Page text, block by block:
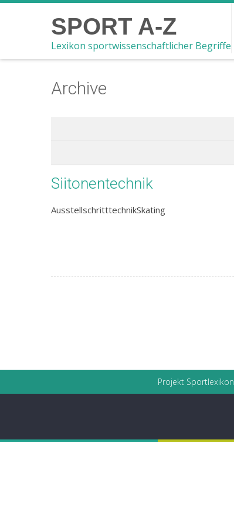
SPORT A-Z
Lexikon sportwissenschaftlicher Begriffe
Archive
Siitonentechnik
AusstellschritttechnikSkating
Projekt Sportlexikon